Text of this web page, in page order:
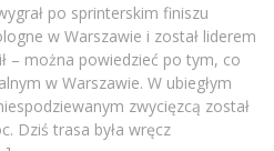
po sprinterskim finiszu
w Warszawie i został liderem
– można powiedzieć po tym, co
w Warszawie. W ubiegłym
zwycięzcą został
Dziś trasa była wręcz